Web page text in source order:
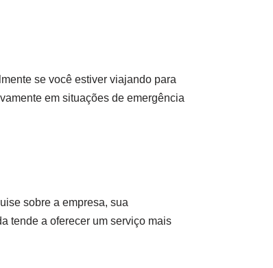
se você estiver viajando para
em situações de emergência
sobre a empresa, sua
tende a oferecer um serviço mais